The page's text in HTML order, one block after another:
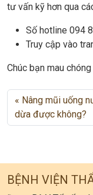
tư vấn kỹ hơn qua
Số hotline 094
Truy cập vào
Chúc bạn mau
Nâng mũi uống
dừa được không?
BỆNH VIỆN